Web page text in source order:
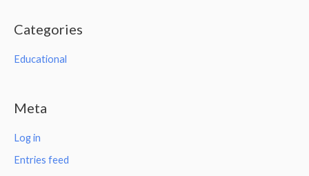
Categories
Educational
Meta
Log in
Entries feed